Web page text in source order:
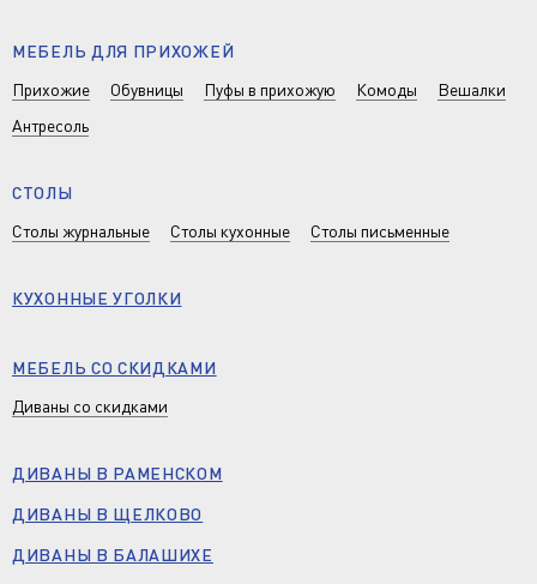
МЕБЕЛЬ ДЛЯ ПРИХОЖЕЙ
Прихожие
Обувницы Пуфы в прихожую Комоды
Вешалки
Антресоль
СТОЛЫ
Столы журнальные
Столы кухонные Столы письменные
КУХОННЫЕ УГОЛКИ
МЕБЕЛЬ СО СКИДКАМИ
Диваны со скидками
ДИВАНЫ В РАМЕНСКОМ
ДИВАНЫ В ЩЕЛКОВО
ДИВАНЫ В БАЛАШИХЕ